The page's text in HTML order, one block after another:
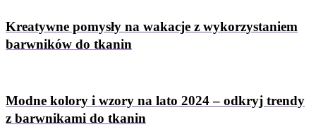
Kreatywne pomysły na wakacje z wykorzystaniem
barwników do tkanin
Modne kolory i wzory na lato 2024 – odkryj trendy
z barwnikami do tkanin